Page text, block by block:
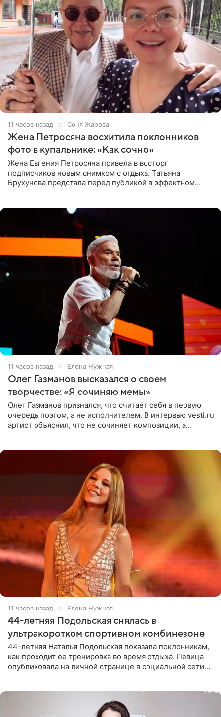
11 часов назад Соня Жарова
Жена Петросяна восхитила поклонников
фото в купальнике: «Как сочно»
Жена Евгения Петросяна привела в восторг
подписчиков новым снимком с отдыха. Татьяна
Брухунова предстала перед публикой в эффектном
11 часов назад Елена Нужная
Олег Газманов высказался о своем
творчестве: «Я сочиняю мемы»
Олег Газманов признался, что считает себя в первую
очередь поэтом, а не исполнителем. В интервью vesti.ru
артист объяснил, что не сочиняет композиции, а
11 часов назад Елена Нужная
44-летняя Подольская снялась в
ультракоротком спортивном комбинезоне
44-летняя Наталья Подольская показала поклонникам,
как проходит ее тренировка во время отдыха. Певица
опубликовала на личной странице в социальной сети